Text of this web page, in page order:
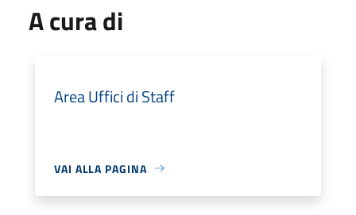
A cura di
Area Uffici di Staff
VAI ALLA PAGINA